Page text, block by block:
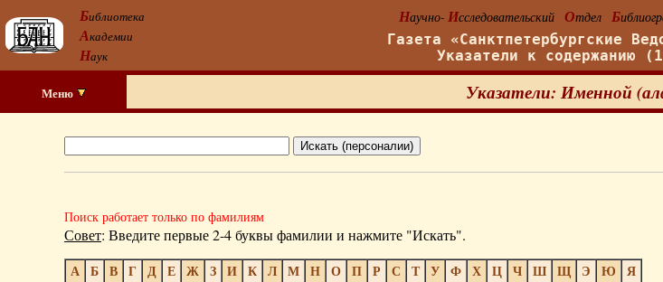
Библиотека
Академии
Наук
Научно- Исследовательский Отдел Б
Газета «Санктпетербургские
Указатели к содержанию
Меню Указатели: Именной
Поиск работает только по фамилиям
Совет: Введите первые 2-4 буквы фамилии и нажмите "Искать".
А Б В Г Д Е Ж З И К Л М Н О П Р С Т У Ф Х Ц Ч Ш Щ Э Ю Я